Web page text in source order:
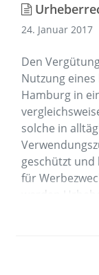
24. Januar 2017
Den
Nutzung
Hamburg in
solche in
geschützt
für